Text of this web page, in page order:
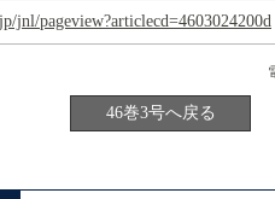
jnl/pageview?articlecd=4603024200d
46巻3号へ戻る